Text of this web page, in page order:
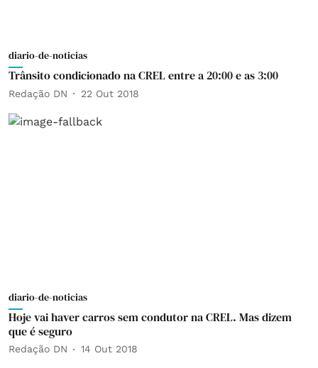
diario-de-noticias
Trânsito condicionado na CREL entre a 20:00 e as 3:00
Redação DN 22 Out 2018
diario-de-noticias
Hoje vai haver carros sem condutor na CREL. Mas dizem
que é seguro
Redação DN 14 Out 2018